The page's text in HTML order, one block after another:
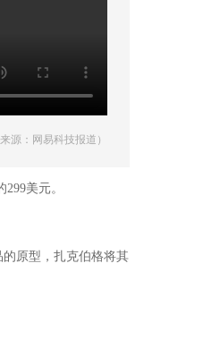
来源：网易科技报道）
美元。
的原型，扎克伯格将其